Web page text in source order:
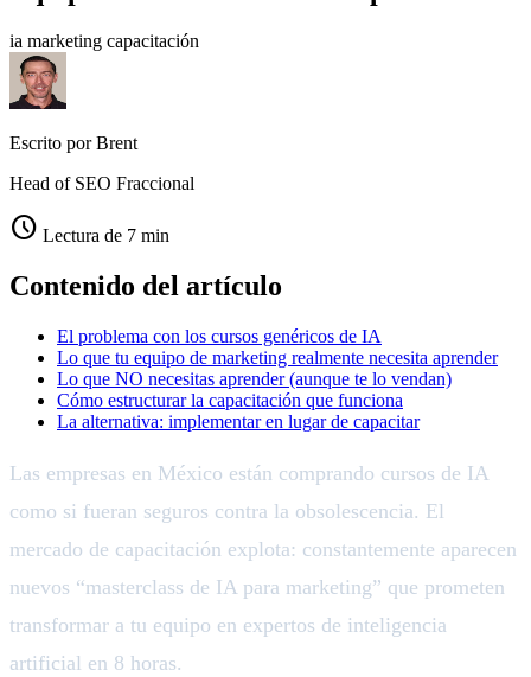
ia marketing capacitación
Escrito por Brent
Head of SEO Fraccional
schedule Lectura de 7 min
Contenido del artículo
El problema con los cursos genéricos de IA
Lo que tu equipo de marketing realmente necesita aprender
Lo que NO necesitas aprender (aunque te lo vendan)
Cómo estructurar la capacitación que funciona
La alternativa: implementar en lugar de capacitar
Las empresas en México están comprando cursos de IA
como si fueran seguros contra la obsolescencia. El
mercado de capacitación explota: constantemente aparecen
nuevos “masterclass de IA para marketing” que prometen
transformar a tu equipo en expertos de inteligencia
artificial en 8 horas.